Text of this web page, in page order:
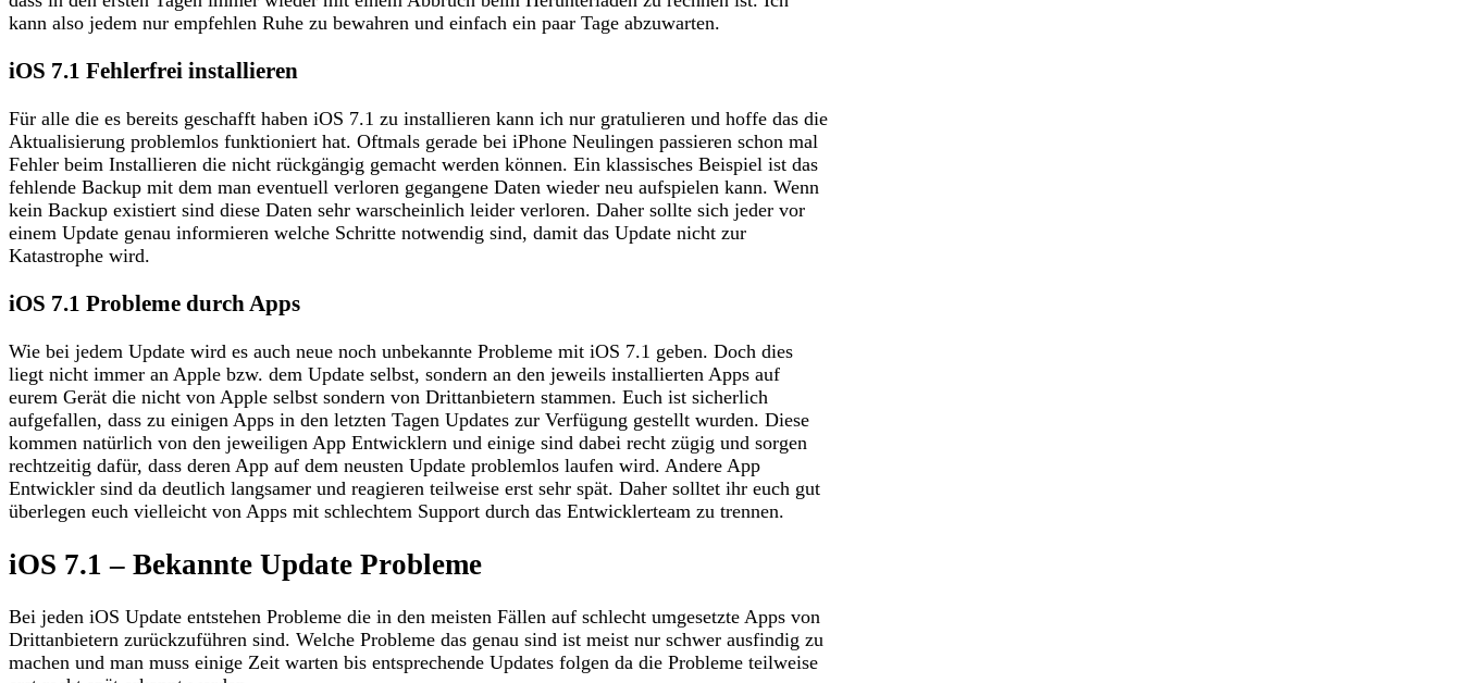
kann also jedem nur empfehlen Ruhe zu bewahren und einfach ein paar Tage abzuwarten.
iOS 7.1 Fehlerfrei installieren
Für alle die es bereits geschafft haben iOS 7.1 zu installieren kann ich nur gratulieren und hoffe das die
Aktualisierung problemlos funktioniert hat. Oftmals gerade bei iPhone Neulingen passieren schon mal
Fehler beim Installieren die nicht rückgängig gemacht werden können. Ein klassisches Beispiel ist das
fehlende Backup mit dem man eventuell verloren gegangene Daten wieder neu aufspielen kann. Wenn
kein Backup existiert sind diese Daten sehr warscheinlich leider verloren. Daher sollte sich jeder vor
einem Update genau informieren welche Schritte notwendig sind, damit das Update nicht zur
Katastrophe wird.
iOS 7.1 Probleme durch Apps
Wie bei jedem Update wird es auch neue noch unbekannte Probleme mit iOS 7.1 geben. Doch dies
liegt nicht immer an Apple bzw. dem Update selbst, sondern an den jeweils installierten Apps auf
eurem Gerät die nicht von Apple selbst sondern von Drittanbietern stammen. Euch ist sicherlich
aufgefallen, dass zu einigen Apps in den letzten Tagen Updates zur Verfügung gestellt wurden. Diese
kommen natürlich von den jeweiligen App Entwicklern und einige sind dabei recht zügig und sorgen
rechtzeitig dafür, dass deren App auf dem neusten Update problemlos laufen wird. Andere App
Entwickler sind da deutlich langsamer und reagieren teilweise erst sehr spät. Daher solltet ihr euch gut
überlegen euch vielleicht von Apps mit schlechtem Support durch das Entwicklerteam zu trennen.
iOS 7.1 – Bekannte Update Probleme
Bei jeden iOS Update entstehen Probleme die in den meisten Fällen auf schlecht umgesetzte Apps von
Drittanbietern zurückzuführen sind. Welche Probleme das genau sind ist meist nur schwer ausfindig zu
machen und man muss einige Zeit warten bis entsprechende Updates folgen da die Probleme teilweise